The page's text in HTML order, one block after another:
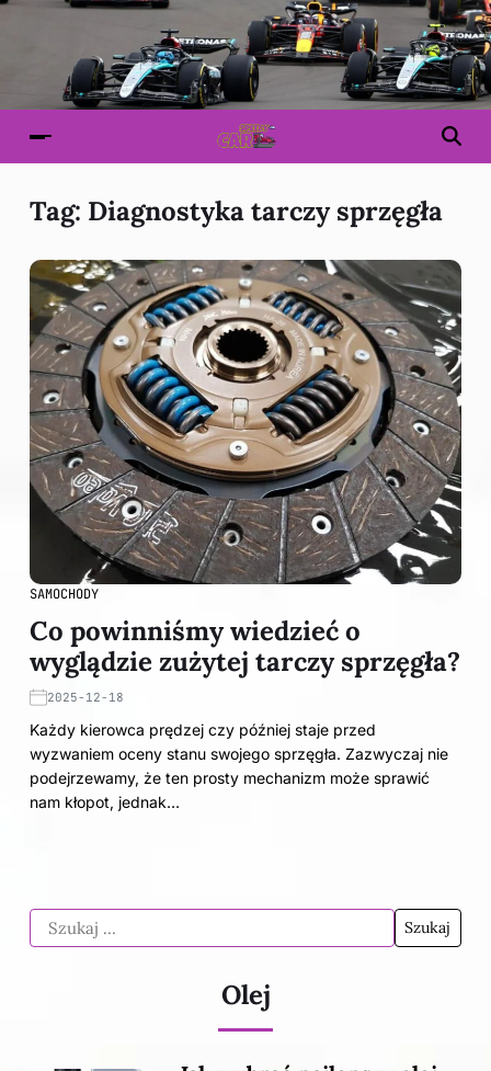
Tag: Diagnostyka tarczy sprzęgła
SAMOCHODY
Co powinniśmy wiedzieć o
wyglądzie zużytej tarczy sprzęgła?
2025-12-18
Każdy kierowca prędzej czy później staje przed
wyzwaniem oceny stanu swojego sprzęgła. Zazwyczaj nie
podejrzewamy, że ten prosty mechanizm może sprawić
nam kłopot, jednak…
Olej